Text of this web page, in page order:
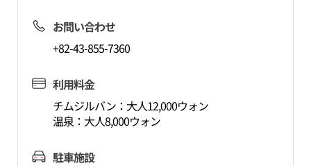
お問い合わせ
+82-43-855-7360
利用料金
チムジルバン：大人12,000ウォン
温泉：大人8,000ウォン
駐車施設